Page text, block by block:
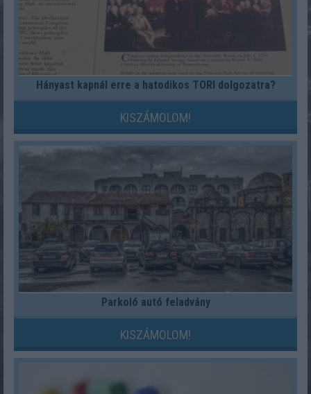
Hányast kapnál erre a hatodikos TÖRI dolgozatra?
KISZÁMOLOM!
Parkoló autó feladvány
KISZÁMOLOM!